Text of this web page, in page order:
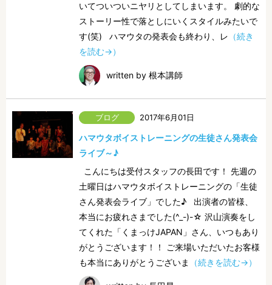
いてついついニヤリとしてしまいます。 劇的な
ストーリー性で落としにいくスタイルみたいで
す(笑) ハマウタの発表会も終わり、レ （続き
を読む→）
written by 根本講師
2017年6月01日
ハマウタボイストレーニングの生徒さん発表会
ライブ～♪
こんにちは受付スタッフの長田です！ 先週の
土曜日はハマウタボイストレーニングの「生徒
さん発表会ライブ」でした♪ 出演者の皆様、
本当にお疲れさまでした(^_-)-☆ 沢山演奏をし
てくれた「くまっけJAPAN」さん、いつもあり
がとうございます！！ ご来場いただいたお客様
も本当にありがとうございま
（続きを読む→）